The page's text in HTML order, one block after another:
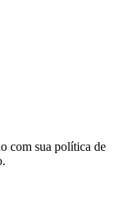
com sua política de